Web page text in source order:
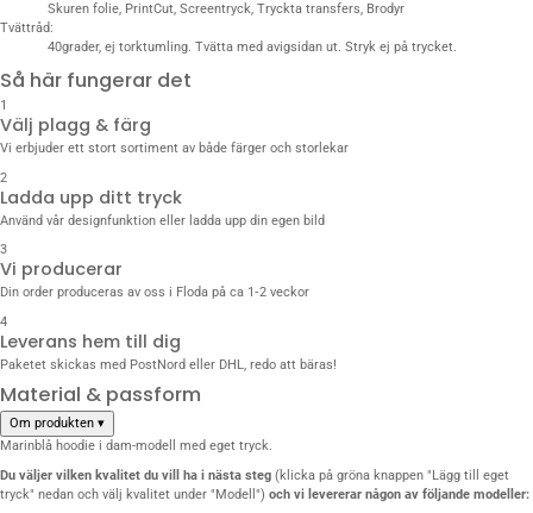
Skuren folie, PrintCut, Screentryck, Tryckta transfers, Brodyr
Tvättråd:
40grader, ej torktumling. Tvätta med avigsidan ut. Stryk ej på trycket.
Så här fungerar det
1
Välj plagg & färg
Vi erbjuder ett stort sortiment av både färger och storlekar
2
Ladda upp ditt tryck
Använd vår designfunktion eller ladda upp din egen bild
3
Vi producerar
Din order produceras av oss i Floda på ca 1‑2 veckor
4
Leverans hem till dig
Paketet skickas med PostNord eller DHL, redo att bäras!
Material & passform
Om produkten ▾
Marinblå hoodie i dam-modell med eget tryck.
Du väljer vilken kvalitet du vill
ha i nästa steg (klicka på gröna knappen "Lägg till eget
tryck" nedan och välj kvalitet under "Modell") och vi levererar någon av följande modeller: